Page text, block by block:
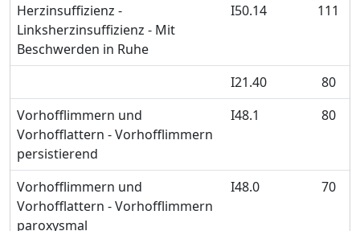
Herzinsuffizienz -
Linksherzinsuffizienz - Mit
Beschwerden in Ruhe
I50.14 111
I21.40
80
Vorhofflimmern und
Vorhofflattern - Vorhofflimmern
persistierend
I48.1 80
Vorhofflimmern und
Vorhofflattern - Vorhofflimmern
paroxysmal
I48.0 70